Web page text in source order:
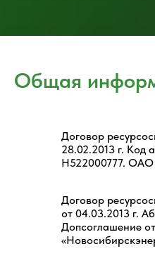
Общая
Договор
28.02.2013 г. Код
Н522000777.
Договор
от 04.03.2013 г.
Допсоглашение